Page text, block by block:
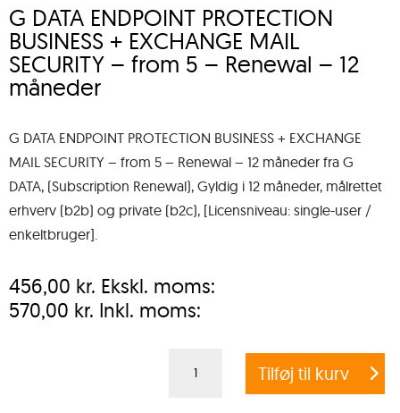
G DATA ENDPOINT PROTECTION
BUSINESS + EXCHANGE MAIL
SECURITY – from 5 – Renewal – 12
måneder
G DATA ENDPOINT PROTECTION BUSINESS + EXCHANGE
MAIL SECURITY – from 5 – Renewal – 12 måneder fra G
DATA, (Subscription Renewal), Gyldig i 12 måneder, målrettet
erhverv (b2b) og private (b2c), [Licensniveau: single-user /
enkeltbruger].
456,00 kr. Ekskl. moms:
570,00 kr. Inkl. moms:
Tilføj til kurv